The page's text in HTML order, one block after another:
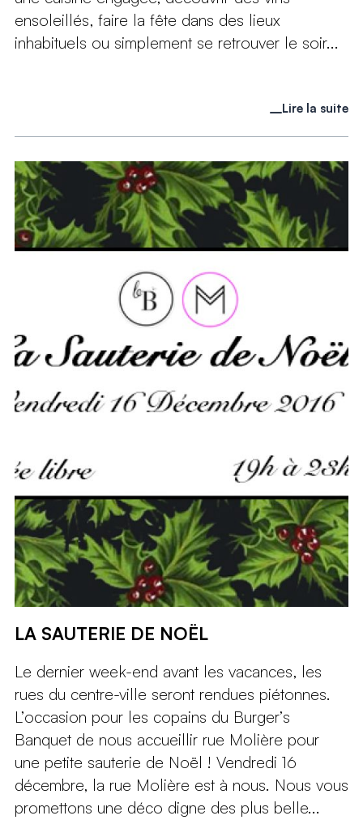
ensoleillés, faire la fête dans des lieux
inhabituels ou simplement se retrouver le soir...
Lire la suite
LA SAUTERIE DE NOËL
Le dernier week-end avant les vacances, les
rues du centre-ville seront rendues piétonnes.
L’occasion pour les copains du Burger’s
Banquet de nous accueillir rue Molière pour
une petite sauterie de Noël ! Vendredi 16
décembre, la rue Molière est à nous. Nous vous
promettons une déco digne des plus belle...